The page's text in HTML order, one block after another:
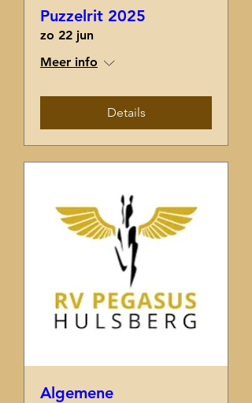
Puzzelrit 2025
zo 22 jun
Meer info
Details
Algemene